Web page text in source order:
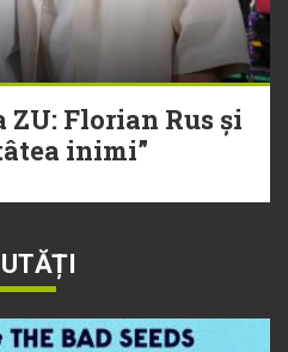
ZU: Florian Rus și
inimi”